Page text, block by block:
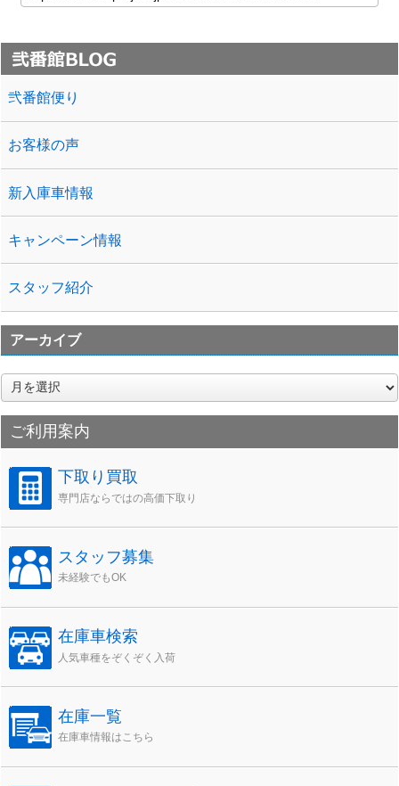
弐番館便り
お客様の声
新入庫車情報
キャンペーン情報
スタッフ紹介
アーカイブ
ア
ー
カ
イ
ブ
ご利用案内
下取り買取
専門店ならではの高価下取り
スタッフ募集
未経験でもOK
在庫車検索
人気車種をぞくぞく入荷
在庫一覧
在庫車情報はこちら